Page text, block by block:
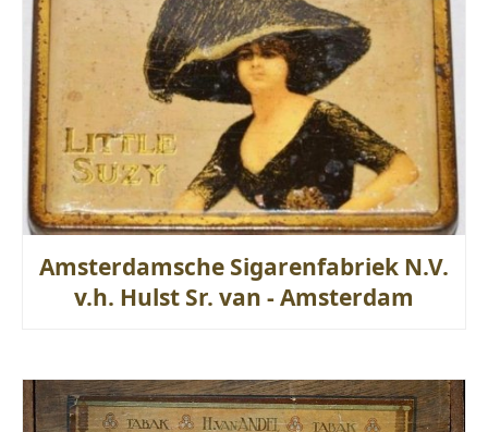
Amsterdamsche Sigarenfabriek N.V.
v.h. Hulst Sr. van - Amsterdam